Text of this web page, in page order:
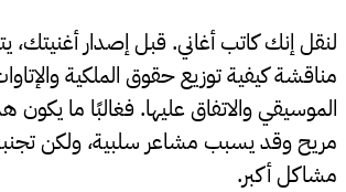
لنقل إنك كاتب أغاني. قبل إصدار أغنيتك،
مناقشة كيفية توزيع حقوق الملكية
الموسيقي والاتفاق عليها. فغالبًا ما يكون
مريح وقد يسبب مشاعر سلبية، ولكن
مشاكل أكبر.